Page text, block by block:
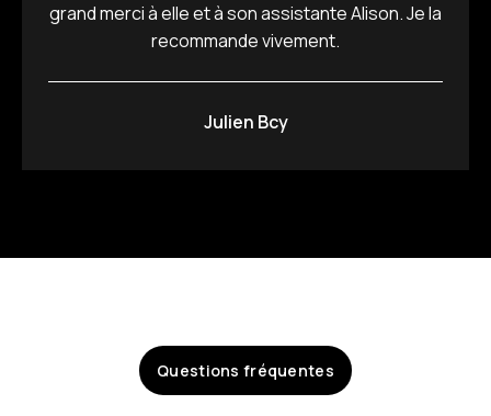
grand merci à elle et à son assistante Alison. Je la
recommande vivement.
Julien Bcy
Questions fréquentes